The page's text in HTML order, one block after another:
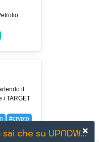
il
i TARGET
#crypto
sai che su UPNDW...